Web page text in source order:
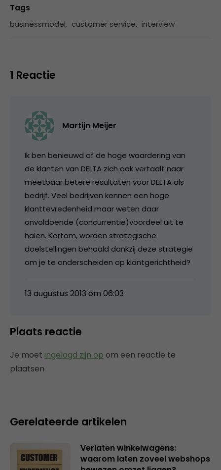
Tags
businessmodel, customer service, interview
1 Reactie
Martijn Meijer
Ik ben benieuwd of de hoge waardering van
de klanten van DELTA zich ook vertaalt naar
meetbaar betere resultaten voor DELTA als
bedrijf. Veel bedrijven kennen een hoge
klanttevredenheid maar weten daar
onvoldoende (concurrentie)voordeel uit te
halen. Kortom, worden strategische
doelstellingen behaald dankzij deze strategie
om je te onderscheiden op klantgerichtheid?
13 augustus 2013 om 06:03
Plaats reactie
Je moet ingelogd zijn op om een reactie te
plaatsen.
Gerelateerde artikelen
Verlaten winkelwagens:
waarom laten zoveel webshops